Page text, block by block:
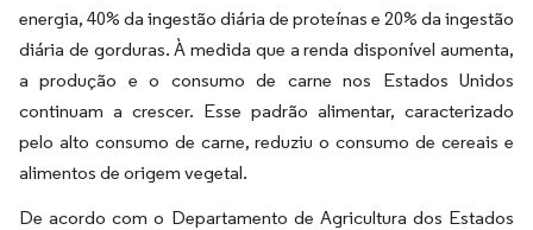
energia, 40% da ingestão diária de proteínas e 20% da ingestão
diária de gorduras. À medida que a renda disponível aumenta,
a produção e o consumo de carne nos Estados Unidos
continuam a crescer. Esse padrão alimentar, caracterizado
pelo alto consumo de carne, reduziu o consumo de cereais e
alimentos de origem vegetal.
De acordo com o Departamento de Agricultura dos Estados